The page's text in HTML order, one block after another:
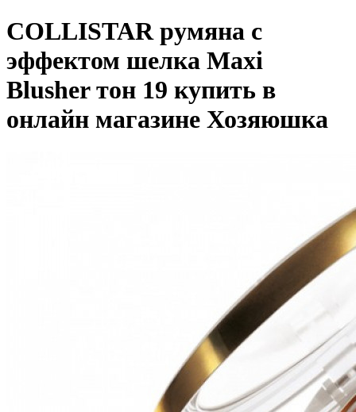
COLLISTAR румяна с
эффектом шелка Maxi
Blusher тон 19 купить в
онлайн магазине Хозяюшка